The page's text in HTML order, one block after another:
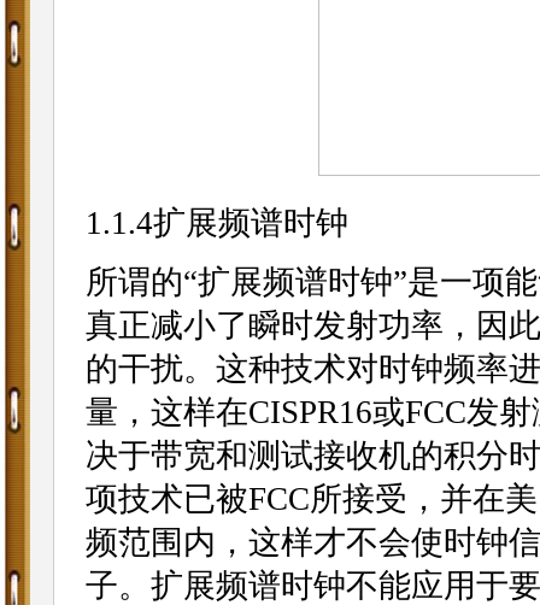
1.1.4扩展频谱时钟
所谓的“扩展频谱时钟”是一项
真正减小了瞬时发射功率，因
的干扰。这种技术对时钟频率
量，这样在CISPR16或FCC发
决于带宽和测试接收机的积分
项技术已被FCC所接受，并在
频范围内，这样才不会使时钟
子。扩展频谱时钟不能应用于